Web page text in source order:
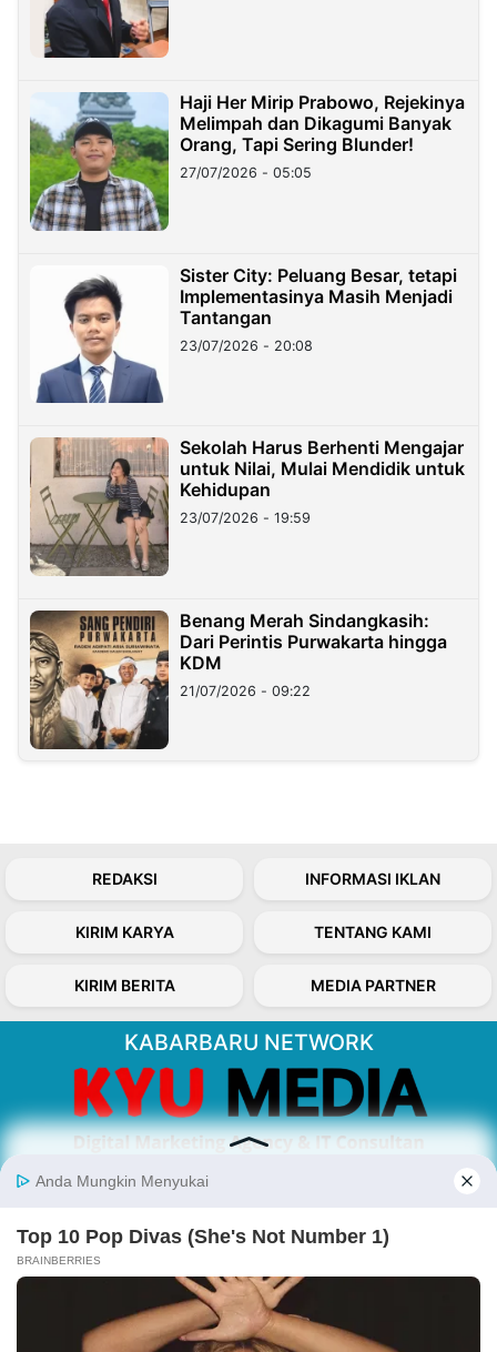
Haji Her Mirip Prabowo, Rejekinya
Melimpah dan Dikagumi Banyak
Orang, Tapi Sering Blunder!
27/07/2026 - 05:05
Sister City: Peluang Besar, tetapi
Implementasinya Masih Menjadi
Tantangan
23/07/2026 - 20:08
Sekolah Harus Berhenti Mengajar
untuk Nilai, Mulai Mendidik untuk
Kehidupan
23/07/2026 - 19:59
Benang Merah Sindangkasih:
Dari Perintis Purwakarta hingga
KDM
21/07/2026 - 09:22
REDAKSI INFORMASI IKLAN
KIRIM KARYA TENTANG KAMI
KIRIM BERITA MEDIA PARTNER
KABARBARU NETWORK
About Our Kabarbaru.co
inspiratif dari sudut pandang berbaik sangka
serta terverifikasi dari sumber yang tepat.
Follow Kabarbaru